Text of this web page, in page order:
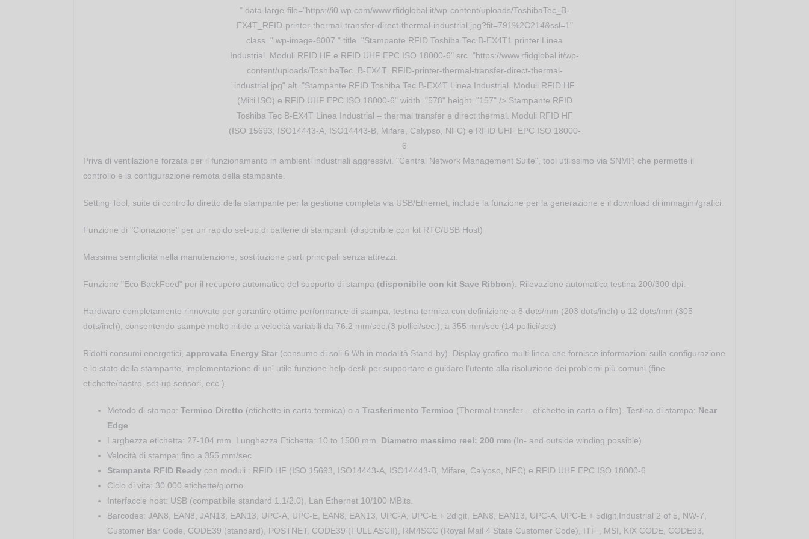
" data-large-file="https://i0.wp.com/www.rfidglobal.it/wp-content/uploads/ToshibaTec_B-
EX4T_RFID-printer-thermal-transfer-direct-thermal-industrial.jpg?fit=791%2C214&ssl=1"
class=" wp-image-6007 " title="Stampante RFID Toshiba Tec B-EX4T1 printer Linea
Industrial. Moduli RFID HF e RFID UHF EPC ISO 18000-6" src="https://www.rfidglobal.it/wp-
content/uploads/ToshibaTec_B-EX4T_RFID-printer-thermal-transfer-direct-thermal-
industrial.jpg" alt="Stampante RFID Toshiba Tec B-EX4T Linea Industrial. Moduli RFID HF
(Milti ISO) e RFID UHF EPC ISO 18000-6" width="578" height="157" /> Stampante RFID
Toshiba Tec B-EX4T Linea Industrial – thermal transfer e direct thermal. Moduli RFID HF
(ISO 15693, ISO14443-A, ISO14443-B, Mifare, Calypso, NFC) e RFID UHF EPC ISO 18000-
6
Priva di ventilazione forzata per il funzionamento in ambienti industriali aggressivi. "Central Network Management Suite", tool utilissimo via SNMP, che permette il
controllo e la configurazione remota della stampante.
Setting Tool, suite di controllo diretto della stampante per la gestione completa via USB/Ethernet, include la funzione per la generazione e il download di immagini/grafici.
Funzione di "Clonazione" per un rapido set-up di batterie di stampanti (disponibile con kit RTC/USB Host)
Massima semplicità nella manutenzione, sostituzione parti principali senza attrezzi.
Funzione "Eco BackFeed" per il recupero automatico del supporto di stampa (disponibile con kit Save Ribbon). Rilevazione automatica testina 200/300 dpi.
Hardware completamente rinnovato per garantire ottime performance di stampa, testina termica con definizione a 8 dots/mm (203 dots/inch) o 12 dots/mm (305
dots/inch), consentendo stampe molto nitide a velocità variabili da 76.2 mm/sec.(3 pollici/sec.), a 355 mm/sec (14 pollici/sec)
Ridotti consumi energetici, approvata Energy Star(consumo di soli 6 Wh in modalità Stand-by). Display grafico multi linea che fornisce informazioni sulla configurazione
e lo stato della stampante, implementazione di un' utile funzione help desk per supportare e guidare l'utente alla risoluzione dei problemi più comuni (fine
etichette/nastro, set-up sensori, ecc.).
Metodo di stampa: Termico Diretto (etichette in carta termica) o a Trasferimento Termico (Thermal transfer – etichette in carta o film). Testina di stampa: Near
Edge
Larghezza etichetta: 27-104 mm. Lunghezza Etichetta: 10 to 1500 mm. Diametro massimo reel: 200 mm(In- and outside winding possible).
Velocità di stampa: fino a 355 mm/sec.
Stampante RFID Readycon moduli : RFID HF (ISO 15693, ISO14443-A, ISO14443-B, Mifare, Calypso, NFC) e RFID UHF EPC ISO 18000-6
Ciclo di vita: 30.000 etichette/giorno.
Interfaccie host: USB (compatibile standard 1.1/2.0), Lan Ethernet 10/100 MBits.
Barcodes: JAN8, EAN8, JAN13, EAN13, UPC-A, UPC-E, EAN8, EAN13, UPC-A, UPC-E + 2digit, EAN8, EAN13, UPC-A, UPC-E + 5digit,Industrial 2 of 5, NW-7,
Customer Bar Code, CODE39 (standard), POSTNET, CODE39 (FULL ASCII), RM4SCC (Royal Mail 4 State Customer Code), ITF , MSI, KIX CODE, CODE93,